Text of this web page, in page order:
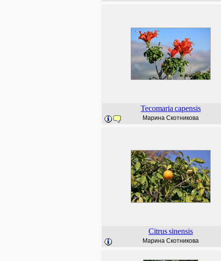
Tecomaria capensis
Марина Скотникова
Citrussinensis
Марина Скотникова